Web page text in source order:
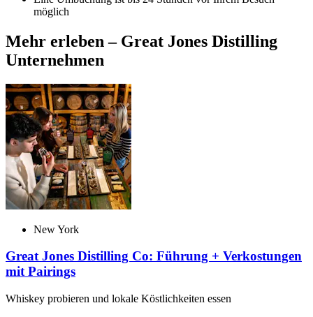
möglich
Mehr erleben – Great Jones Distilling
Unternehmen
New York
Great Jones Distilling Co: Führung + Verkostungen
mit Pairings
Whiskey probieren und lokale Köstlichkeiten essen